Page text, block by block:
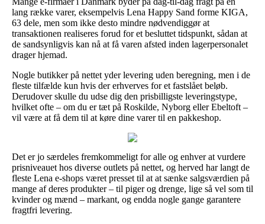
lang række varer, eksempelvis Lena Happy Sand forme KIGA,
63 dele, men som ikke desto mindre nødvendiggør at
transaktionen realiseres forud for et besluttet tidspunkt, sådan at
de sandsynligvis kan nå at få varen afsted inden lagerpersonalet
drager hjemad.
Nogle butikker på nettet yder levering uden beregning, men i de
fleste tilfælde kun hvis der erhverves for et fastslået beløb.
Derudover skulle du udse dig den prisbilligste leveringstype,
hvilket ofte – om du er tæt på Roskilde, Nyborg eller Ebeltoft –
vil være at få dem til at køre dine varer til en pakkeshop.
Det er jo særdeles fremkommeligt for alle og enhver at vurdere
prisniveauet hos diverse outlets på nettet, og herved har langt de
fleste Lena e-shops været presset til at at sænke salgsværdien på
mange af deres produkter – til piger og drenge, lige så vel som til
kvinder og mænd – markant, og endda nogle gange garantere
fragtfri levering.